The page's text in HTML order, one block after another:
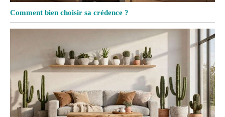
Comment bien choisir sa crédence ?